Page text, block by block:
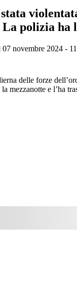
La polizia
07 novembre 2024 -
delle forze
mezzanotte e l’ha